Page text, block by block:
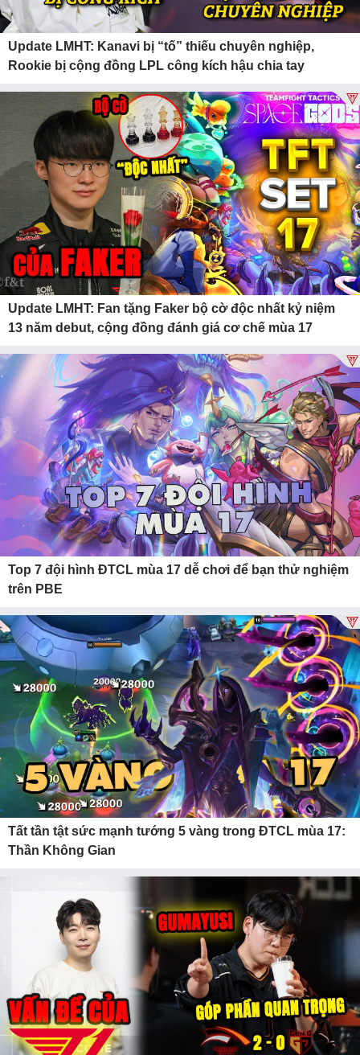
Update LMHT: Kanavi bị “tố” thiếu chuyên nghiệp,
Rookie bị cộng đồng LPL công kích hậu chia tay
Update LMHT: Fan tặng Faker bộ cờ độc nhất kỷ niệm
13 năm debut, cộng đồng đánh giá cơ chế mùa 17
Top 7 đội hình ĐTCL mùa 17 dễ chơi để bạn thử nghiệm
trên PBE
Tất tần tật sức mạnh tướng 5 vàng trong ĐTCL mùa 17:
Thần Không Gian